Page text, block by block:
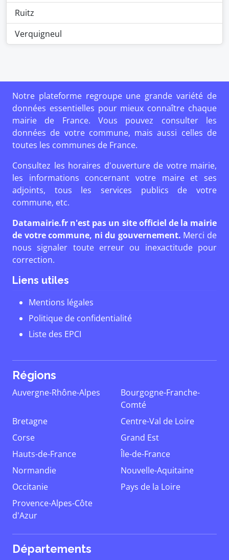
Ruitz
Verquigneul
Notre plateforme regroupe une grande variété de
données essentielles pour mieux connaître chaque
mairie de France. Vous pouvez consulter les
données de votre commune, mais aussi celles de
toutes les communes de France.
Consultez les horaires d'ouverture de votre mairie,
les informations concernant votre maire et ses
adjoints, tous les services publics de votre
commune, etc.
Datamairie.fr n'est pas un site officiel de la mairie
de votre commune, ni du gouvernement. Merci de
nous signaler toute erreur ou inexactitude pour
correction.
Liens utiles
Mentions légales
Politique de confidentialité
Liste des EPCI
Régions
Auvergne-Rhône-Alpes
Bourgogne-Franche-
Comté
Bretagne
Centre-Val de Loire
Corse
Grand Est
Hauts-de-France
Île-de-France
Normandie
Nouvelle-Aquitaine
Occitanie
Pays de la Loire
Provence-Alpes-Côte
d'Azur
Départements